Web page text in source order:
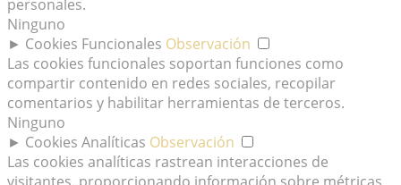
personales.
Ninguno
► Cookies Funcionales Observación
Las cookies funcionales soportan funciones como
compartir contenido en redes sociales, recopilar
comentarios y habilitar herramientas de terceros.
Ninguno
► Cookies Analíticas Observación
Las cookies analíticas rastrean interacciones de